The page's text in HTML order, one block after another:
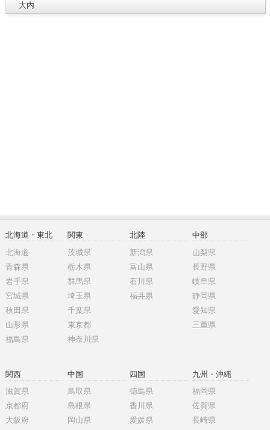
大内
北海道・東北
北海道
青森県
岩手県
宮城県
秋田県
山形県
福島県
関東
茨城県
栃木県
群馬県
埼玉県
千葉県
東京都
神奈川県
北陸
新潟県
富山県
石川県
福井県
中部
山梨県
長野県
岐阜県
静岡県
愛知県
三重県
関西
滋賀県
京都府
大阪府
中国
鳥取県
島根県
岡山県
四国
徳島県
香川県
愛媛県
九州・沖縄
福岡県
佐賀県
長崎県